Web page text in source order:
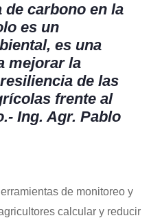
carbono en la
es un
es una
mejorar la
de las
frente al
Ing. Agr. Pablo
de monitoreo y
calcular y reducir